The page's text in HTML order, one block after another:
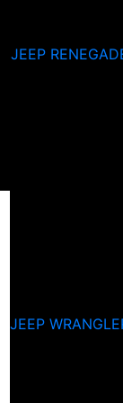
JEEP
JEEP